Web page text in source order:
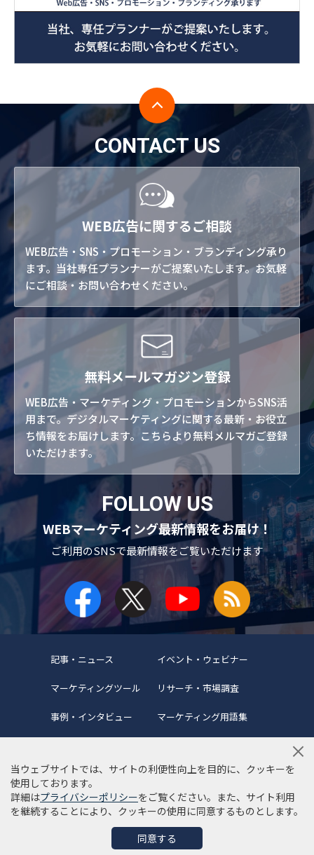
CONTACT US
WEB広告に関するご相談
WEB広告・SNS・プロモーション・ブランディング承り
ます。当社専任プランナーがご提案いたします。お気軽
にご相談・お問い合わせください。
無料メールマガジン登録
WEB広告・マーケティング・プロモーションからSNS活
用まで。デジタルマーケティングに関する最新・お役立
ち情報をお届けします。こちらより無料メルマガご登録
いただけます。
FOLLOW US
WEBマーケティング最新情報をお届け！
ご利用のSNSで最新情報をご覧いただけます
記事・ニュース イベント・ウェビナー
マーケティングツール リサーチ・市場調査
事例・インタビュー マーケティング用語集
当サイトについて 編集ポリシー
サイトマップ
利用規約
個人情報保護方針
©Copyright 2022 SYNCAD .All Rights Reserved.
当ウェブサイトでは、サイトの利便性向上を目的に、クッキーを
使用しております。
詳細はプライバシーポリシーをご覧ください。また、サイト利用
を継続することにより、クッキーの使用に同意するものとします。
同意する